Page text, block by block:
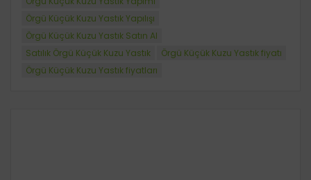
Örgü Küçük Kuzu Yastık Yapılışı
Örgü Küçük Kuzu Yastık Satın Al
Satılık Örgü Küçük Kuzu Yastık
Örgü Küçük Kuzu Yastık fiyatı
Örgü Küçük Kuzu Yastık fiyatları